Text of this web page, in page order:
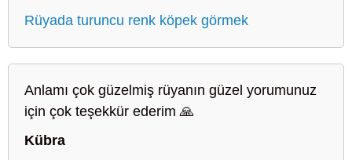
Rüyada turuncu renk köpek görmek
Anlamı çok güzelmiş rüyanın güzel yorumunuz
için çok teşekkür ederim 🙏
Kübra